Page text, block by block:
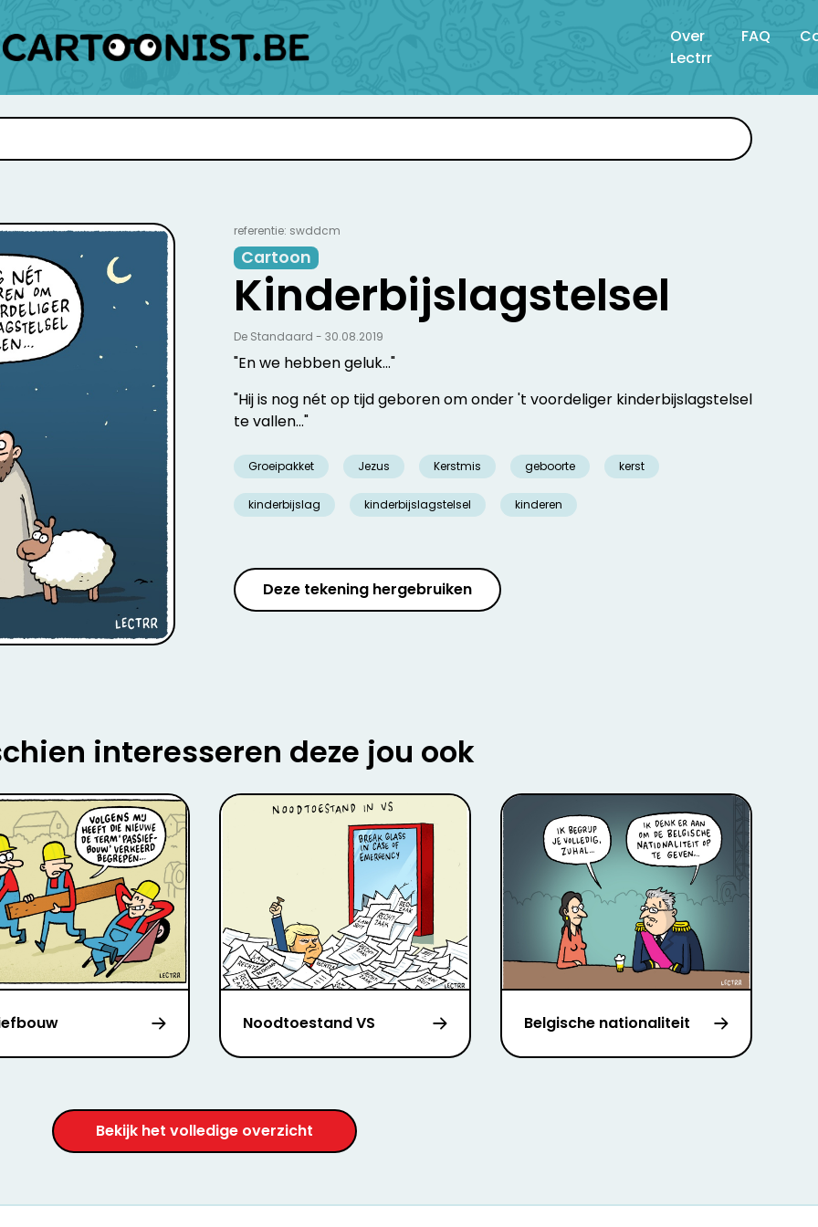
Over
Lectrr
FAQ
referentie: swddcm
Cartoon
Kinderbijslagstelsel
"En we hebben geluk..."
"Hij is nog nét op tijd geboren om onder 't voordeliger kinderbijslagstelsel
te vallen..."
Groeipakket Jezus Kerstmis geboorte kerst
kinderbijslag kinderbijslagstelsel kinderen
De Standaard - 30.08.2019
Deze tekening hergebruiken
interesseren deze jou ook
Noodtoestand VS Belgische nationaliteit
Bekijk het volledige overzicht